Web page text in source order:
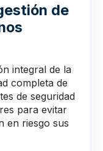
de
integral de la
completa de
de seguridad
para evitar
en riesgo sus